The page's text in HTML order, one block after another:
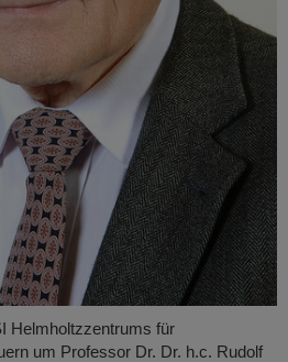
Helmholtzzentrums für
um Professor Dr. Dr. h.c. Rudolf